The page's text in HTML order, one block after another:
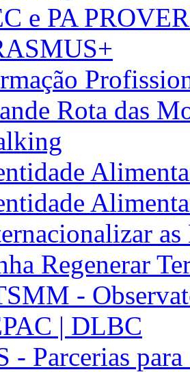
e PA
Rota das
Regenerar
-
| DLBC
- Parcerias